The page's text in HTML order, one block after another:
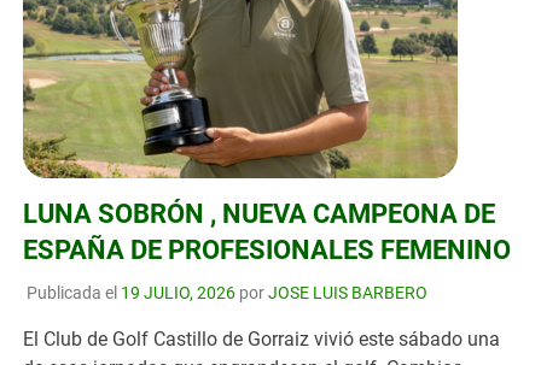
LUNA SOBRÓN , NUEVA CAMPEONA DE
ESPAÑA DE PROFESIONALES FEMENINO
Publicada el 19 JULIO, 2026porJOSE LUIS BARBERO
El Club de Golf Castillo de Gorraiz vivió este sábado una